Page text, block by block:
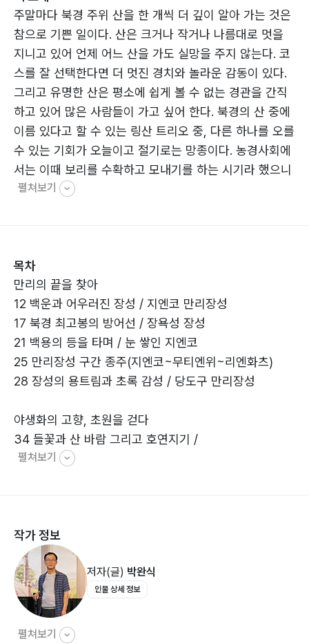
주말마다 북경 주위 산을 한 개씩 더 깊이 알아 가는 것은
참으로 기쁜 일이다. 산은 크거나 작거나 나름대로 멋을
지니고 있어 언제 어느 산을 가도 실망을 주지 않는다. 코
스를 잘 선택한다면 더 멋진 경치와 놀라운 감동이 있다.
그리고 유명한 산은 평소에 쉽게 볼 수 없는 경관을 간직
하고 있어 많은 사람들이 가고 싶어 한다. 북경의 산 중에
이름 있다고 할 수 있는 링산 트리오 중, 다른 하나를 오를
수 있는 기회가 오늘이고 절기로는 망종이다. 농경사회에
서는 이때 보리를 수확하고 모내기를 하는 시기라 했으니
우리 조상들은 이날을 기다리며 힘든 보릿고개를 넘겼을
펼쳐보기
목차
만리의 끝을 찾아
12 백운과 어우러진 장성 / 지엔코 만리장성
17 북경 최고봉의 방어선 / 장욕성 장성
21 백용의 등을 타며 / 눈 쌓인 지엔코
25 만리장성 구간 종주(지엔코~무티엔위~리엔화츠)
28 장성의 용트림과 초록 감성 / 당도구 만리장성
야생화의 고향, 초원을 걷다
34 들꽃과 산 바람 그리고 호연지기 /
우초구정(牛草??)
51 말과 양 떼를 보며 / 북링산
운해와 신선, 고산 산행
56 운무와 곰취 / 백화산
61 노란 단풍 / 백화산
65 영혼과 맞짱 / 해타산
펼쳐보기
작가 정보
저자(글) 박완식
인물 상세 정보
펼쳐보기